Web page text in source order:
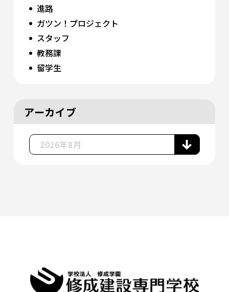
進路
ガツン！プロジェクト
スタッフ
教務課
留学生
アーカイブ